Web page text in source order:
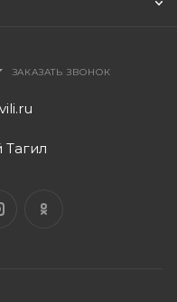
ЗАКАЗАТЬ ЗВОНОК